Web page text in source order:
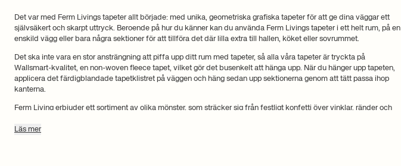
Det var med Ferm Livings tapeter allt började: med unika, geometriska grafiska tapeter för att ge dina väggar ett
självsäkert och skarpt uttryck. Beroende på hur du känner kan du använda Ferm Livings tapeter i ett helt rum, på en
enskild vägg eller bara några sektioner för att tillföra det där lilla extra till hallen, köket eller sovrummet.
Det ska inte vara en stor ansträngning att piffa upp ditt rum med tapeter, så alla våra tapeter är tryckta på
Wallsmart-kvalitet, en non-woven fleece tapet, vilket gör det busenkelt att hänga upp. När du hänger upp tapeten,
applicera det färdigblandade tapetklistret på väggen och häng sedan upp sektionerna genom att tätt passa ihop
kanterna.
Ferm Living erbjuder ett sortiment av olika mönster, som sträcker sig från festligt konfetti över vinklar, ränder och
Läs mer